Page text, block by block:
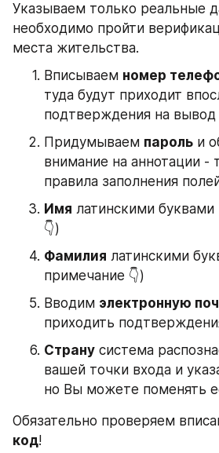
Указываем только реальные
необходимо пройти
места жительства.
Вписываем номер
туда будут приходит
подтверждения на вывод
Придумываем пароль и
внимание на аннотации -
правила заполнения
Имя латинскими
👇)
Фамилия латинскими
примечание 👇)
Вводим электронную
приходить
Страну система
вашей точки входа и
но Вы можете поменять
Обязательно проверяем
код!